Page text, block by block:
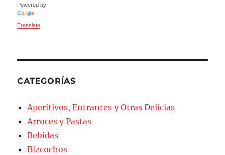
Powered by
Translate
CATEGORÍAS
Aperitivos, Entrantes y Otras Delicias
Arroces y Pastas
Bebidas
Bizcochos